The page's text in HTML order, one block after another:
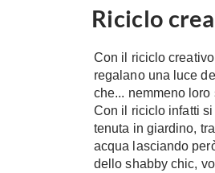
Riciclo
Con il riciclo
regalano una luce
che... nemmeno
Con il riciclo infatti
tenuta in giardino,
acqua lasciando
dello shabby chic,